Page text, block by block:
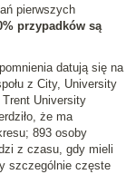
pierwszych
przypadków są
datują się na
z City, University
University
że ma
893 osoby
z czasu, gdy mieli
szczególnie częste